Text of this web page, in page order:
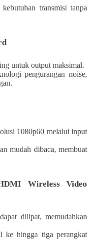
transmisi tanpa
untuk output maksimal.
pengurangan noise,
1080p60 melalui input
mudah dibaca, membuat
Wireless Video
dilipat, memudahkan
ke hingga tiga perangkat